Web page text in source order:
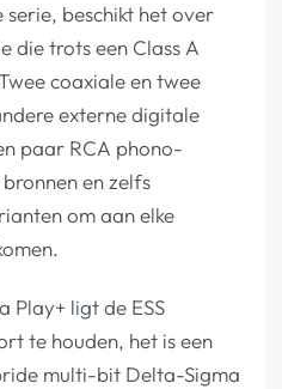
serie, beschikt het over
die trots een Class A
coaxiale en twee
externe digitale
paar RCA phono-
en zelfs
om aan elke
Play+ ligt de ESS
te houden, het is een
multi-bit Delta-Sigma